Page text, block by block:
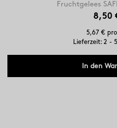
Fruchtgelees
8,50
5,67 €
Lieferzeit: 2 -
In den